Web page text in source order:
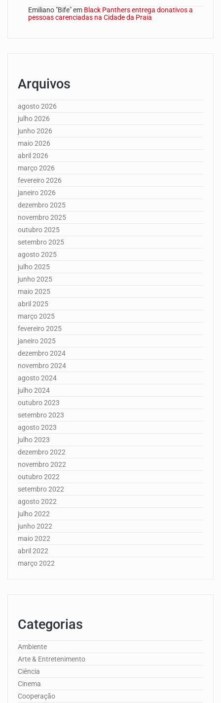
Emiliano "Bife"em Black Panthers entrega donativos a
pessoas carenciadas na Cidade da Praia
Arquivos
agosto 2026
julho 2026
junho 2026
maio 2026
abril 2026
março 2026
fevereiro 2026
janeiro 2026
dezembro 2025
novembro 2025
outubro 2025
setembro 2025
agosto 2025
julho 2025
junho 2025
maio 2025
abril 2025
março 2025
fevereiro 2025
janeiro 2025
dezembro 2024
novembro 2024
agosto 2024
julho 2024
outubro 2023
setembro 2023
agosto 2023
julho 2023
dezembro 2022
novembro 2022
outubro 2022
setembro 2022
agosto 2022
julho 2022
junho 2022
maio 2022
abril 2022
março 2022
Categorias
Ambiente
Arte & Entretenimento
Ciência
Cinema
Cooperação